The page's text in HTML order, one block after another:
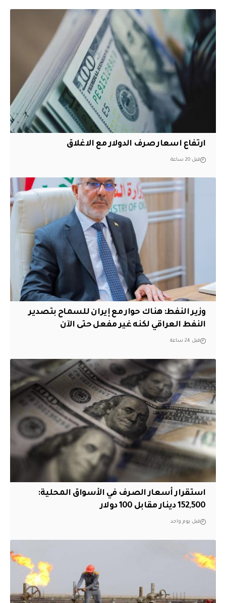
ارتفاع اسعار صرف الدولار مع الاغلاق
قبل 20 ساعة
وزير النفط: هناك حوار مع إيران للسماح بتصدير
النفط العراقي لكنه غير مفعل حتى الآن
قبل 24 ساعة
استقرار أسعار الصرف في الأسواق المحلية:
152,500 دينار مقابل 100 دولار
قبل يوم واحد